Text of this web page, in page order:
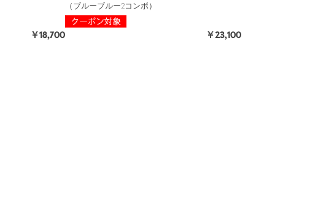
￥18,700
（ブルーブルー2コンボ）
￥23,100